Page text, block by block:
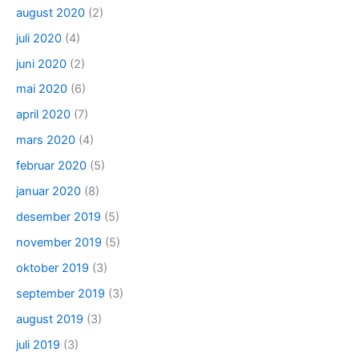
august 2020 (2)
juli 2020 (4)
juni 2020 (2)
mai 2020 (6)
april 2020 (7)
mars 2020 (4)
februar 2020 (5)
januar 2020 (8)
desember 2019 (5)
november 2019 (5)
oktober 2019 (3)
september 2019 (3)
august 2019 (3)
juli 2019 (3)